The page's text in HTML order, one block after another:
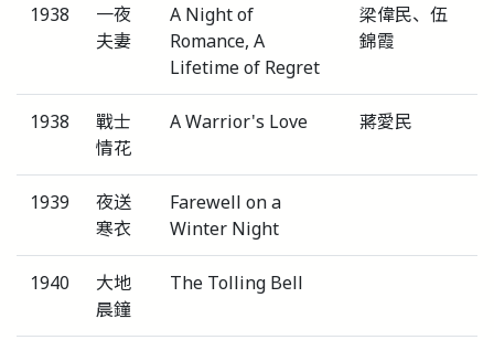
1938
一夜
夫妻
A Night of
Romance, A
Lifetime of Regret
梁偉民、伍
錦霞
1938
戰士
情花
A Warrior's Love 蔣愛民
1939
夜送
寒衣
Farewell on a
Winter Night
1940
大地
晨鐘
The Tolling Bell